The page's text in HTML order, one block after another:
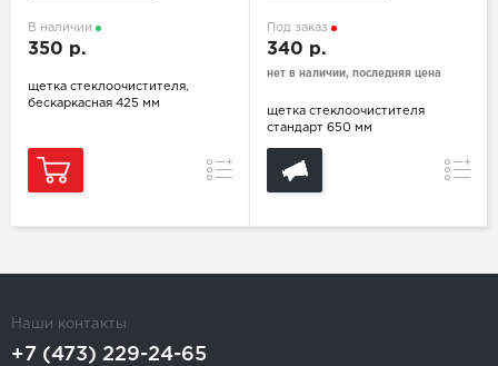
В наличии
350 р.
щетка стеклоочистителя,
бескаркасная 425 мм
Сравнение
Под заказ
340 р.
нет в наличии, последняя цена
щетка стеклоочистителя
стандарт 650 мм
Наши контакты
+7 (473) 229-24-65